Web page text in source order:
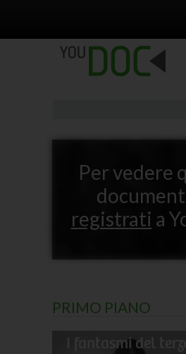
Per vedere
registrati a
PRIMO PIANO
I fantasmi del